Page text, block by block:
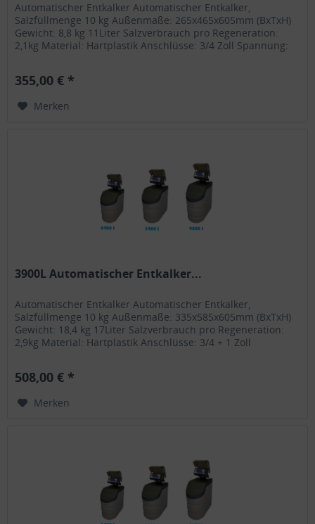
Automatischer Entkalker Automatischer Entkalker,
Salzfüllmenge 10 kg Außenmaße: 265x465x605mm (BxTxH)
Gewicht: 8,8 kg 11Liter Salzverbrauch pro Regeneration:
2,1kg Material: Hartplastik Anschlüsse: 3/4 Zoll Spannung:
355,00 € *
Merken
3900L Automatischer Entkalker...
Automatischer Entkalker Automatischer Entkalker,
Salzfüllmenge 10 kg Außenmaße: 335x585x605mm (BxTxH)
Gewicht: 18,4 kg 17Liter Salzverbrauch pro Regeneration:
2,9kg Material: Hartplastik Anschlüsse: 3/4 + 1 Zoll
508,00 € *
Merken